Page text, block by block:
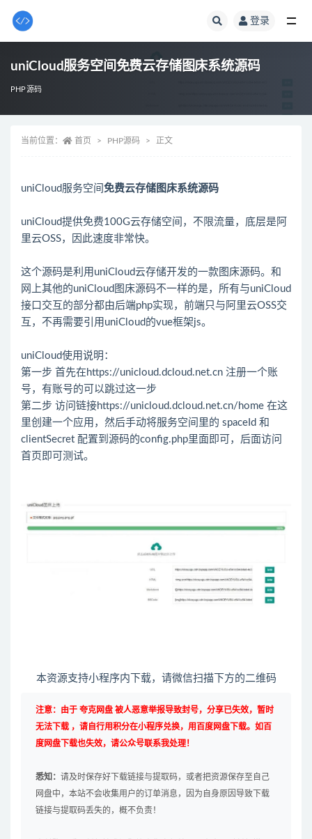
登录
uniCloud服务空间免费云存储图床系统源码
PHP源码
当前位置： 首页 PHP源码 正文
uniCloud服务空间 免费云存储图床系统源码
uniCloud提供免费100G云存储空间，不限流量，底层是阿
里云OSS，因此速度非常快。
这个源码是利用uniCloud云存储开发的一款图床源码。和
网上其他的uniCloud图床源码不一样的是，所有与uniCloud
接口交互的部分都由后端php实现，前端只与阿里云OSS交
互，不再需要引用uniCloud的vue框架js。
uniCloud使用说明：
第一步 首先在https://unicloud.dcloud.net.cn 注册一个账
号，有账号的可以跳过这一步
第二步 访问链接https://unicloud.dcloud.net.cn/home 在这
里创建一个应用，然后手动将服务空间里的 spaceId 和
clientSecret 配置到源码的config.php里面即可，后面访问
首页即可测试。
本资源支持小程序内下载，请微信扫描下方的二维码
注意：由于 夸克网盘 被人恶意举报导致封号，分享已失效，暂时
无法下载 ，请自行用积分在小程序兑换，用百度网盘下载。如百
度网盘下载也失效，请公众号联系我处理！
悉知： 请及时保存好下载链接与提取码，或者把资源保存至自己
网盘中，本站不会收集用户的订单消息，因为自身原因导致下载
链接与提取码丢失的，概不负责！